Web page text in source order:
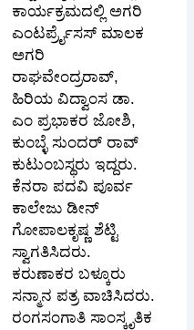
ಕಾರ್ಯಕ್ರಮದಲ್ಲಿ ಅಗರಿ
ಎಂಟರ್ಪ್ರೈಸಸ್ ಮಾಲಕ
ಅಗರಿ
ರಾಘವೇಂದ್ರರಾವ್,
ಹಿರಿಯ ವಿದ್ವಾಂಸ ಡಾ.
ಎಂ ಪ್ರಭಾಕರ ಜೋಶಿ,
ಕುಂಬ್ಳೆ ಸುಂದರ್ ರಾವ್
ಕುಟುಂಬಸ್ಥರು ಇದ್ದರು.
ಕೆನರಾ ಪದವಿ ಪೂರ್ವ
ಕಾಲೇಜು ಡೀನ್
ಗೋಪಾಲಕೃಷ್ಣ ಶೆಟ್ಟಿ
ಸ್ವಾಗತಿಸಿದರು.
ಕರುಣಾಕರ ಬಳ್ಕೂರು
ಸನ್ಮಾನ ಪತ್ರ ವಾಚಿಸಿದರು.
ರಂಗಸಂಗಾತಿ ಸಾಂಸ್ಕೃತಿಕ